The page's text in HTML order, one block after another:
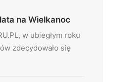
na Wielkanoc
w ubiegłym roku
zdecydowało się